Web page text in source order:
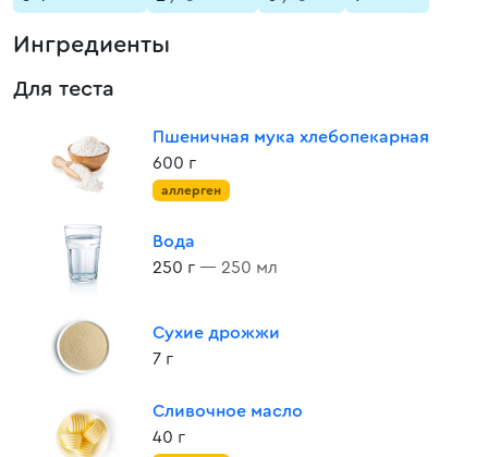
Ингредиенты
Для теста
Пшеничная мука хлебопекарная
600 г
аллерген
Вода
250 г — 250 мл
Сухие дрожжи
7 г
Сливочное масло
40 г